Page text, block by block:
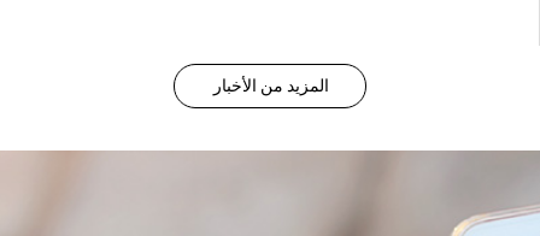
المزيد من الأخبار